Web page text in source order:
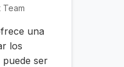
Team
una
los
puede ser